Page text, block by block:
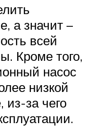
а значит –
всей
Кроме того,
насос
низкой
из-за чего